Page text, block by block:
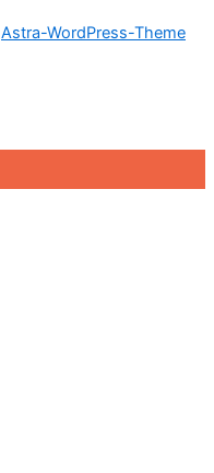
Astra-WordPress-Theme